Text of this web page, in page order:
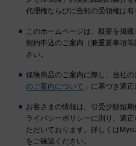
代理権ならびに告知の受領権は有
このホームページは、概要を掲
契約申込のご案内（兼重要事項
さい。
保険商品のご案内に際し、当社
のご案内について 」に基づき適
お客さまの情報は、引受少額短
ライバシーポリシーに則り、適
ただいております。詳しくは
をご確認ください。